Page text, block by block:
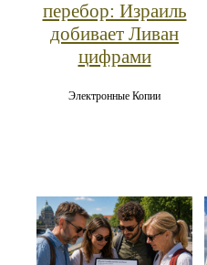
перебор: Израиль
добивает Ливан
цифрами
Электронные Копии